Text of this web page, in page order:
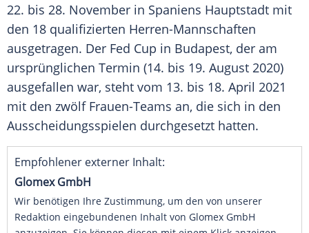
22. bis 28. November in Spaniens Hauptstadt mit
den 18 qualifizierten Herren-Mannschaften
ausgetragen. Der Fed Cup in Budapest, der am
ursprünglichen Termin (14. bis 19. August 2020)
ausgefallen war, steht vom 13. bis 18. April 2021
mit den zwölf Frauen-Teams an, die sich in den
Ausscheidungsspielen durchgesetzt hatten.
Empfohlener externer Inhalt:
Glomex GmbH
Wir benötigen Ihre Zustimmung, um den von unserer
Redaktion eingebundenen Inhalt von Glomex GmbH